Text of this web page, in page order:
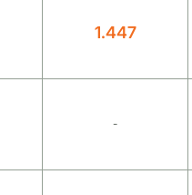
1.447
-